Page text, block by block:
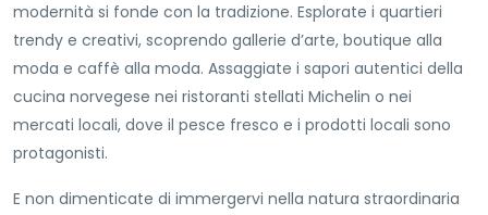
modernità si fonde con la tradizione. Esplorate i quartieri
trendy e creativi, scoprendo gallerie d’arte, boutique alla
moda e caffè alla moda. Assaggiate i sapori autentici della
cucina norvegese nei ristoranti stellati Michelin o nei
mercati locali, dove il pesce fresco e i prodotti locali sono
protagonisti.
E non dimenticate di immergervi nella natura straordinaria